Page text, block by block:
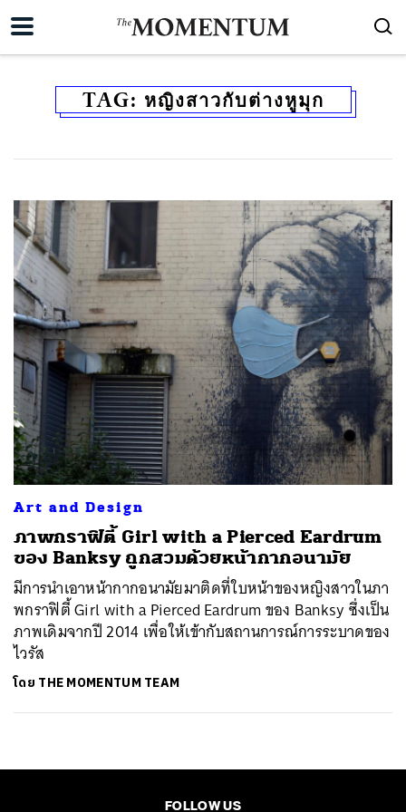
TAG: หญิงสาวกับต่างหูมุก
Art and Design
ภาพกราฟิตี้ Girl with a Pierced Eardrum
ของ Banksy ถูกสวมด้วยหน้ากากอนามัย
มีการนำเอาหน้ากากอนามัยมาติดที่ใบหน้าของหญิงสาวในภา
พกราฟิตี้ Girl with a Pierced Eardrum ของ Banksy ซึ่งเป็น
ภาพเดิมจากปี 2014 เพื่อให้เข้ากับสถานการณ์การระบาดของ
ไวรัส
โดย THE MOMENTUM TEAM
FOLLOW US
ค้นหา
SHARE TWEET LINE EMAIL